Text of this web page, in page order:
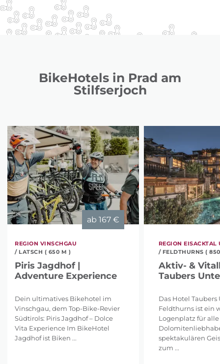
BikeHotels in Prad am
Stilfserjoch
ab 167 €
REGION VINSCHGAU
/ LATSCH ( 650 M )
Piris Jagdhof |
Adventure Experience
Dein ultimatives Bikehotel im
Vinschgau, dem Top-Bike-Revier
Südtirols: Piris Jagdhof – Dolce
Vita Experience Im BikeHotel
Jagdhof ist Biken ...
REGION
/ FELDTHURNS (
Aktiv- &
Taubers
Das Hotel
Feldthurns ist ein
Logenplatz für alle
spektakulären
zum ...